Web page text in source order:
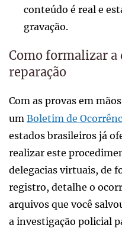
conteúdo é real e
gravação.
Como formalizar a
reparação
Com as provas em
um Boletim de
estados brasileiros já
realizar este
delegacias virtuais, de
registro, detalhe o
arquivos que você
a investigação policial